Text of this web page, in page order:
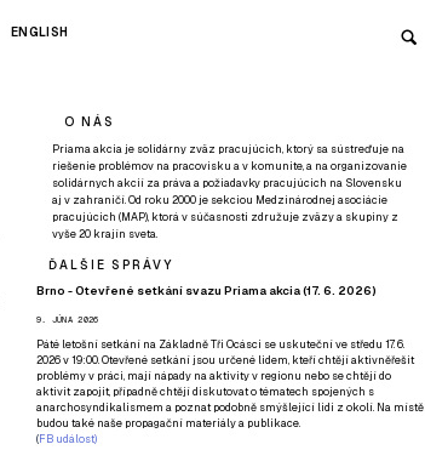
ENGLISH
O NÁS
Priama akcia je solidárny zväz pracujúcich, ktorý sa sústreďuje na
riešenie problémov na pracovisku a v komunite, a na organizovanie
solidárnych akcií za práva a požiadavky pracujúcich na Slovensku
aj v zahraničí. Od roku 2000 je sekciou Medzinárodnej asociácie
pracujúcich (MAP), ktorá v súčasnosti združuje zväzy a skupiny z
vyše 20 krajín sveta.
ĎALŠIE SPRÁVY
Brno - Otevřené setkání svazu Priama akcia (17. 6. 2026)
9. JÚNA 2026
Páté letošní setkání na Základně Tři Ocásci se uskuteční ve středu 17. 6.
2026 v 19:00. Otevřené setkání jsou určené lidem, kteří chtějí aktivněřešit
problémy v práci, mají nápady na aktivity v regionu nebo se chtějí do
aktivit zapojit, případně chtějí diskutovat o tématech spojených s
anarchosyndikalismem a poznat podobně smýšlející lidi z okolí. Na místě
budou také naše propagační materiály a publikace.
(FB událost)